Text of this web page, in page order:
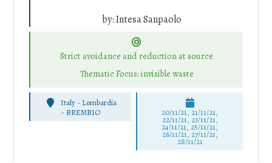
by:Intesa Sanpaolo
Strict avoidance and reduction at source
Thematic Focus: invisible waste
Italy - Lombardia
- BREMBIO 20/11/21, 21/11/21,
22/11/21, 23/11/21,
24/11/21, 25/11/21,
26/11/21, 27/11/21,
28/11/21